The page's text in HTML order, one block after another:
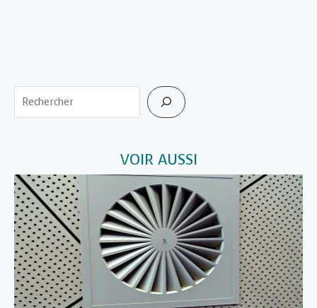
Rechercher
VOIR AUSSI